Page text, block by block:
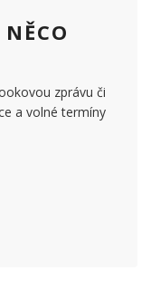
zprávu či
a volné termíny